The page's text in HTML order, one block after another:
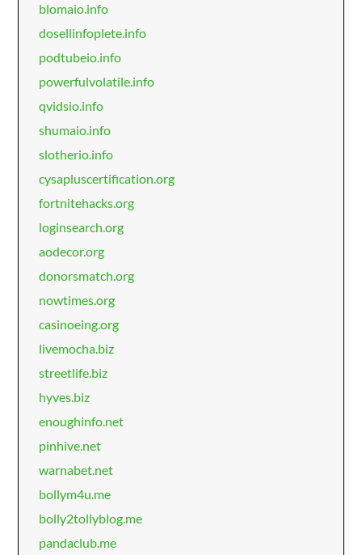
blomaio.info
dosellinfoplete.info
podtubeio.info
powerfulvolatile.info
qvidsio.info
shumaio.info
slotherio.info
cysapluscertification.org
fortnitehacks.org
loginsearch.org
aodecor.org
donorsmatch.org
nowtimes.org
casinoeing.org
livemocha.biz
streetlife.biz
hyves.biz
enoughinfo.net
pinhive.net
warnabet.net
bollym4u.me
bolly2tollyblog.me
pandaclub.me